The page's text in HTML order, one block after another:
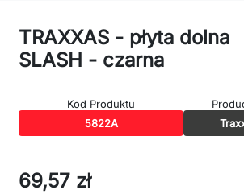
TRAXXAS - płyta dolna
SLASH - czarna
Kod Produktu
5822A
69,57 zł